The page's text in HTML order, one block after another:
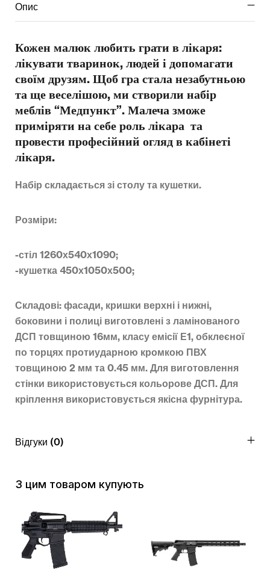
Підкатегорії відсутні.
Опис
Кожен малюк любить грати в лікаря:
лікувати тваринок, людей і допомагати
своїм друзям. Щоб гра стала незабутньою
та ще веселішою, ми створили набір
меблів “Медпункт”. Малеча зможе
приміряти на себе роль лікара та
провести професійний огляд в кабінеті
лікаря.
Набір складається зі столу та кушетки.
Розміри:
-стіл 1260х540х1090;
-кушетка 450х1050х500;
Складові: фасади, кришки верхні і нижні,
боковини і полиці виготовлені з ламінованого
ДСП товщиною 16мм, класу емісії Е1, обклеєної
по торцях протиударною кромкою ПВХ
товщиною 2 мм та 0.45 мм. Для виготовлення
стінки використовується кольорове ДСП. Для
кріплення використовується якісна фурнітура.
Відгуки (0)
З цим товаром купують